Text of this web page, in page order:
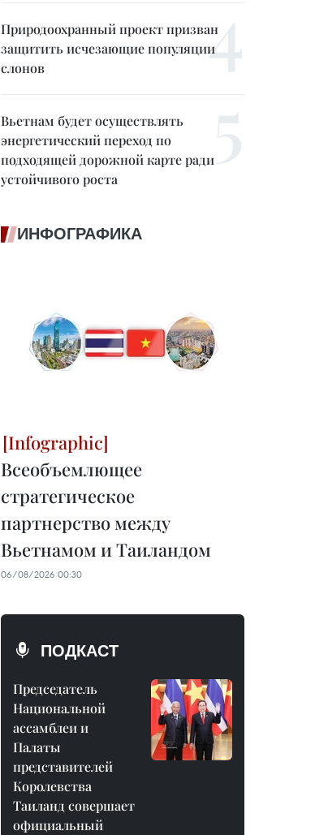
Природоохранный проект призван
защитить исчезающие популяции
слонов
Вьетнам будет осуществлять
энергетический переход по
подходящей дорожной карте ради
устойчивого роста
ИНФОГРАФИКА
Всеобъемлющее
стратегическое
партнерство между
Вьетнамом и Таиландом
06/08/2026 00:30
ПОДКАСТ
Председатель
Национальной
ассамблеи и
Палаты
представителей
Королевства
Таиланд совершает
официальный